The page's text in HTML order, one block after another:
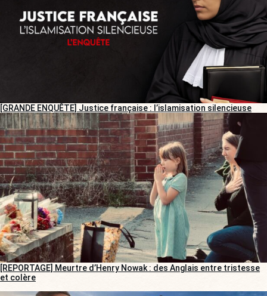
[GRANDE ENQUÊTE] Justice française : l’islamisation silencieuse
[REPORTAGE] Meurtre d’Henry Nowak : des Anglais entre tristesse
et colère